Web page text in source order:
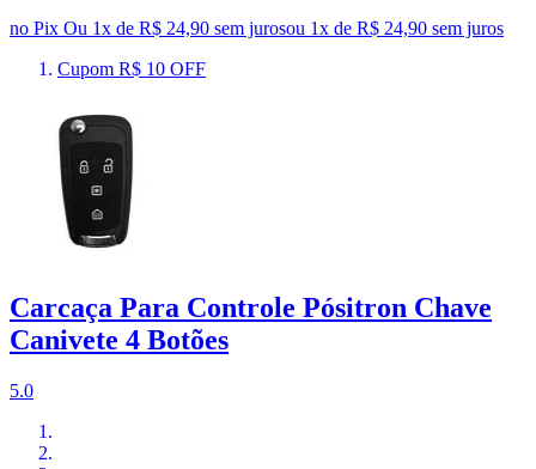
no Pix Ou 1x de R$ 24,90 sem jurosou 1x de R$ 24,90 sem juros
Cupom R$ 10 OFF
Carcaça Para Controle Pósitron Chave
Canivete 4 Botões
5.0